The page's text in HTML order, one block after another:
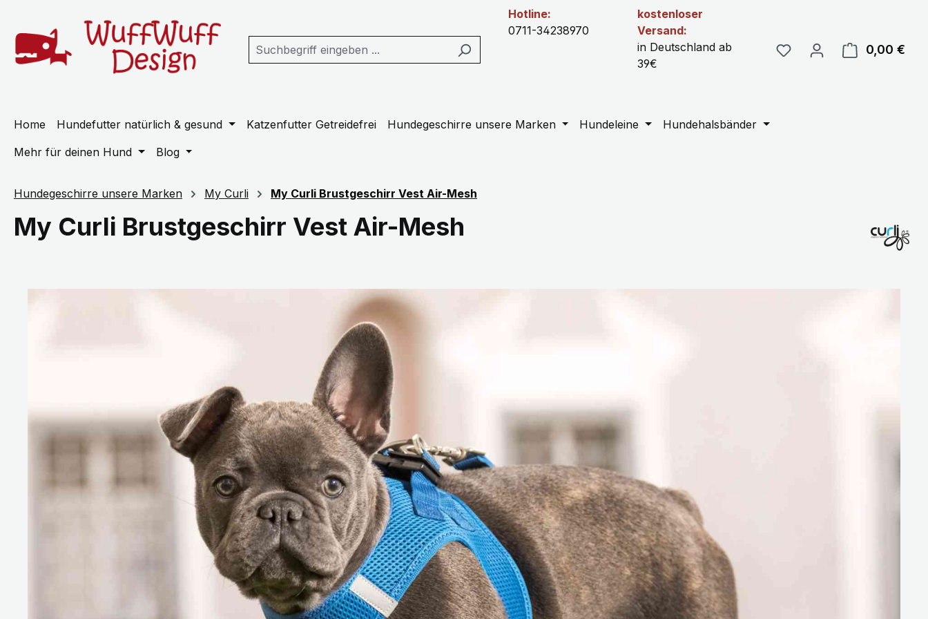
Hotline:
0711-34238970
kostenloser
Versand:
in Deutschland ab
39€
0,00 €
Home Hundefutter natürlich & gesund Katzenfutter Getreidefrei Hundegeschirre unsere Marken Hundeleine
Hundehalsbänder
Mehr für deinen Hund
Blog
Hundegeschirre unsere Marken My Curli My Curli Brustgeschirr Vest Air-Mesh
My Curli Brustgeschirr Vest Air-Mesh